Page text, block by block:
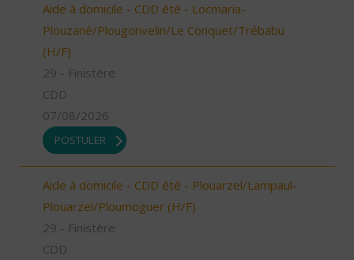
Aide à domicile - CDD été - Locmaria-
Plouzané/Plougonvelin/Le Conquet/Trébabu
(H/F)
29 - Finistère
CDD
07/08/2026
POSTULER
Aide à domicile - CDD été - Plouarzel/Lampaul-
Plouarzel/Ploumoguer (H/F)
29 - Finistère
CDD